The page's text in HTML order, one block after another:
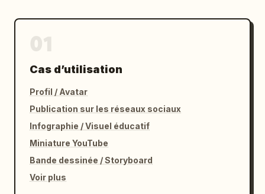
Cas d’utilisation
Profil / Avatar
Publication sur les réseaux sociaux
Infographie / Visuel éducatif
Miniature YouTube
Bande dessinée / Storyboard
Voir plus